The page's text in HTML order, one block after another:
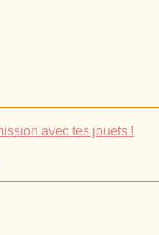
avec tes jouets !